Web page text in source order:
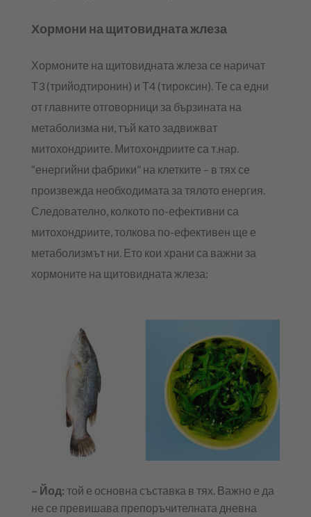
Хормони на щитовидната жлеза
Хормоните на щитовидната жлеза се наричат
Т3 (трийодтиронин) и Т4 (тироксин). Те са едни
от главните отговорници за бързината на
метаболизма ни, тъй като задвижват
митохондриите. Митохондриите са т.нар.
“енергийни фабрики” на клетките – в тях се
произвежда необходимата за тялото енергия.
Следователно, колкото по-ефективни са
митохондриите, толкова по-ефективен ще е
метаболизмът ни. Ето кои храни са важни за
хормоните на щитовидната жлеза:
– Йод: той е основна съставка в тях. Важно е да
не се превишава препоръчителната дневна